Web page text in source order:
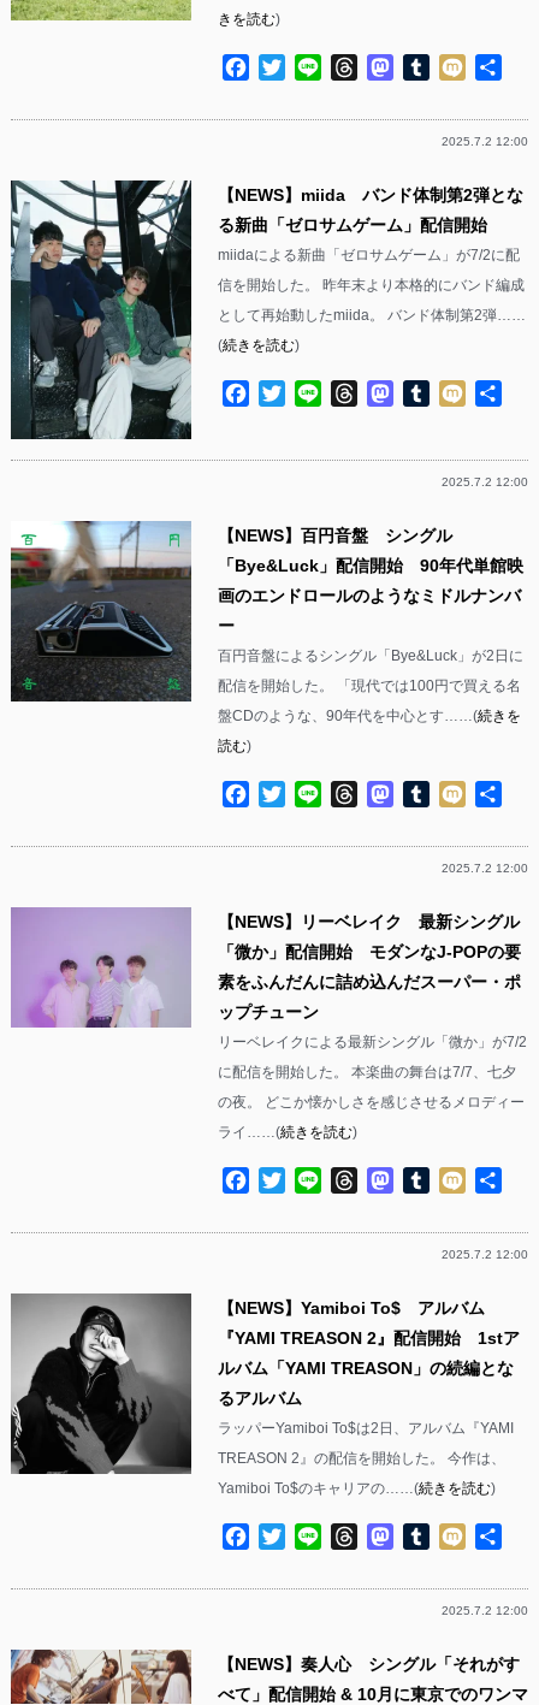
きを読む)
Facebook
TwitterLine ThreadsMastodon
Tumblr
Mixi
2025.7.2 12:00
【NEWS】miida バンド体制第2弾とな
る新曲「ゼロサムゲーム」配信開始
miidaによる新曲「ゼロサムゲーム」が7/2に配
信を開始した。 昨年末より本格的にバンド編成
として再始動したmiida。 バンド体制第2弾……
(続きを読む)
Facebook
TwitterLine ThreadsMastodon
Tumblr
Mixi
2025.7.2 12:00
【NEWS】百円音盤 シングル
「Bye&Luck」配信開始 90年代単館映
画のエンドロールのようなミドルナンバ
ー
百円音盤によるシングル「Bye&Luck」が2日に
配信を開始した。 「現代では100円で買える名
盤CDのような、90年代を中心とす……(続きを
読む)
Facebook
TwitterLine ThreadsMastodon
Tumblr
Mixi
2025.7.2 12:00
【NEWS】リーベレイク 最新シングル
「微か」配信開始 モダンなJ-POPの要
素をふんだんに詰め込んだスーパー・ポ
ップチューン
リーベレイクによる最新シングル「微か」が7/2
に配信を開始した。 本楽曲の舞台は7/7、七夕
の夜。 どこか懐かしさを感じさせるメロディー
ライ……(続きを読む)
Facebook
TwitterLine ThreadsMastodon
Tumblr
Mixi
2025.7.2 12:00
【NEWS】Yamiboi To$ アルバム
『YAMI TREASON 2』配信開始 1stア
ルバム「YAMI TREASON」の続編とな
るアルバム
ラッパーYamiboi To$は2日、アルバム『YAMI
TREASON 2』の配信を開始した。 今作は、
Yamiboi To$のキャリアの……(続きを読む)
Facebook
TwitterLine ThreadsMastodon
Tumblr
Mixi
2025.7.2 12:00
【NEWS】奏人心 シングル「それがす
べて」配信開始 & 10月に東京でのワンマ